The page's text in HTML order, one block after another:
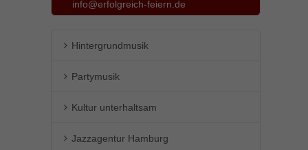
info@erfolgreich-feiern.de
Hintergrundmusik
Partymusik
Kultur unterhaltsam
Jazzagentur Hamburg